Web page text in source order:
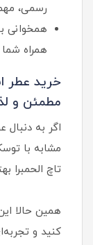
رسمی،
همخوانی
همراه
خرید عطر
مطمئن و
اگر به دنبال
مشابه با
تاچ الحمبرا
همین حالا
کنید و